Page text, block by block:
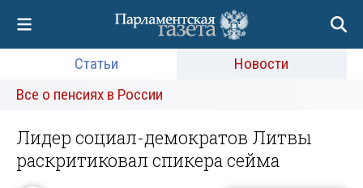
Статьи
Новости
Все о пенсиях в России
Лидер социал-демократов Литвы
раскритиковал спикера сейма